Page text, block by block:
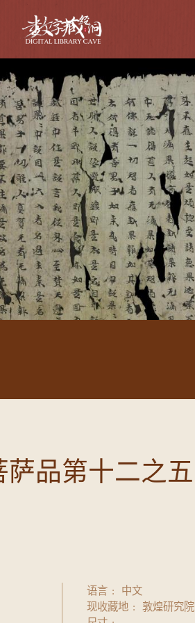
品第十二之五
语言
中文
现收藏地
敦煌研究院